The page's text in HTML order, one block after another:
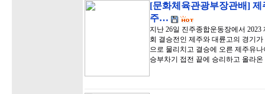
[문화체육관광부장관배]
주…
지난 26일 진주종합운동장에서
회 결승전인 제주와 대륜고의 경기
으로 물리치고 결승에 오른 제주유
승부차기 접전 끝에 승리하고 올라